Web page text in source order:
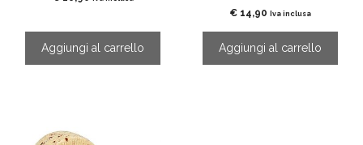
Aggiungi al carrello
€14,90 Iva inclusa
Aggiungi al carrello